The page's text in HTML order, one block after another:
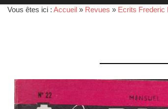
Vous êtes ici : Accueil » Revues » Ecrits Frederic